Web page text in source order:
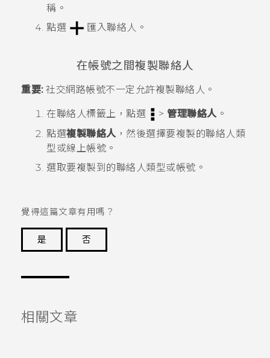
稱。
點選
匯入聯絡人。
在帳號之間複製聯絡人
重要:社交網路帳號不一定允許複製聯絡人。
在聯絡人標籤上，點選 > 管理聯絡人。
點選複製聯絡人，然後選擇要複製的聯絡人類
型或線上帳號。
選取要複製到的聯絡人類型或帳號。
覺得這篇文章有用嗎？
是
否
相關文章